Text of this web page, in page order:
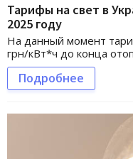
Тарифы на свет в
2025 году
На данный момент
грн/кВт*ч до конца
Подробнее